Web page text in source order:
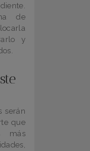
de
y
serán
que
más